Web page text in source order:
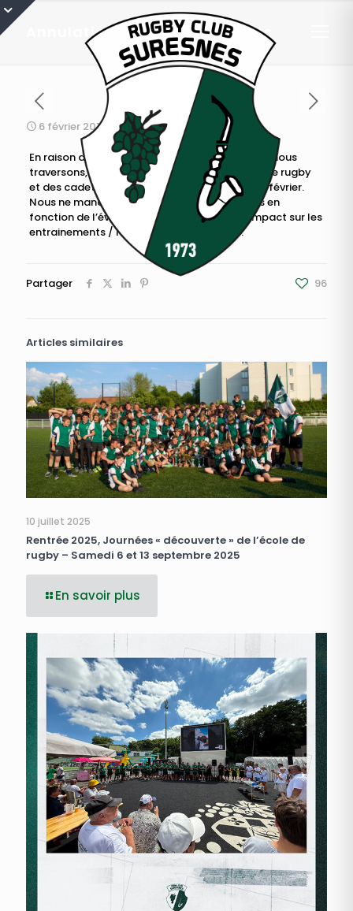
Annulation des entrainements
6 février 2018
En raison des conditions météorologiques que nous
traversons, tous les entrainements de l’école de rugby
et des cadets sont annulés pour le mercredi 7 février.
Nous ne manquerons pas de revenir vers vous en
fonction de l’évolution de la météo et de l’impact sur les
entrainements / matchs des jours à venir.
Partager 96
Articles similaires
10 juillet 2025
Rentrée 2025, Journées « découverte » de l’école de
rugby – Samedi 6 et 13 septembre 2025
En savoir plus